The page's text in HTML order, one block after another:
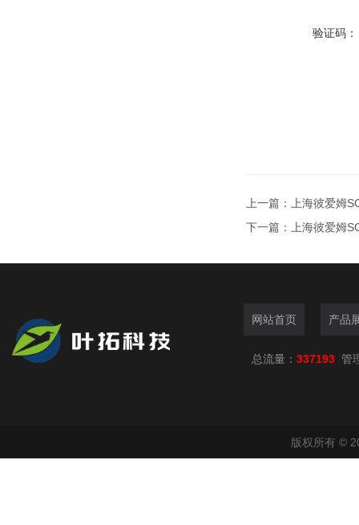
验证码：
上一篇：
上海彼爱姆
下一篇：
上海彼爱姆
网站首页 产品
总流量： 337193 管
版权所有 ©